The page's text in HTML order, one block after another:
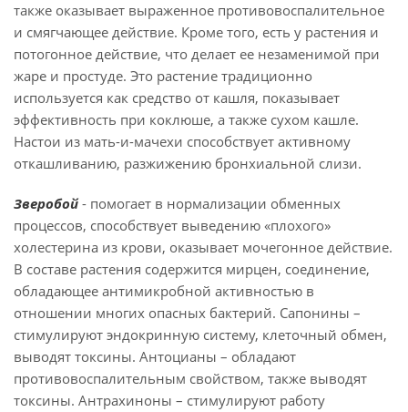
также оказывает выраженное противовоспалительное
и смягчающее действие. Кроме того, есть у растения и
потогонное действие, что делает ее незаменимой при
жаре и простуде. Это растение традиционно
используется как средство от кашля, показывает
эффективность при коклюше, а также сухом кашле.
Настои из мать-и-мачехи способствует активному
откашливанию, разжижению бронхиальной слизи.
Зверобой- помогает в нормализации обменных
процессов, способствует выведению «плохого»
холестерина из крови, оказывает мочегонное действие.
В составе растения содержится мирцен, соединение,
обладающее антимикробной активностью в
отношении многих опасных бактерий. Сапонины –
стимулируют эндокринную систему, клеточный обмен,
выводят токсины. Антоцианы – обладают
противовоспалительным свойством, также выводят
токсины. Антрахиноны – стимулируют работу